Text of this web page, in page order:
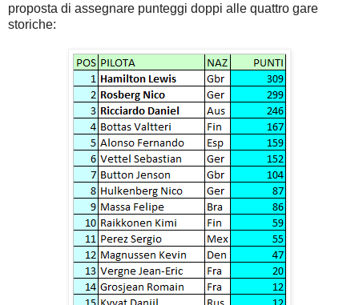
proposta di assegnare punteggi doppi alle quattro gare
storiche: